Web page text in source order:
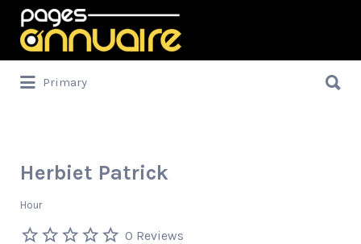
Rechercher:
Primary
Herbiet Patrick
Hour
0 Reviews